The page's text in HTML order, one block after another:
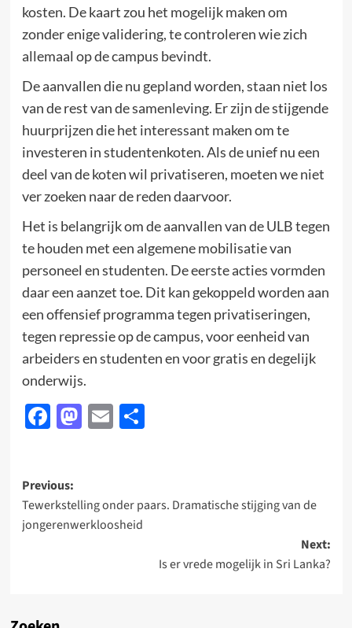
kosten. De kaart zou het mogelijk maken om
zonder enige validering, te controleren wie zich
allemaal op de campus bevindt.
De aanvallen die nu gepland worden, staan niet los
van de rest van de samenleving. Er zijn de stijgende
huurprijzen die het interessant maken om te
investeren in studentenkoten. Als de unief nu een
deel van de koten wil privatiseren, moeten we niet
ver zoeken naar de reden daarvoor.
Het is belangrijk om de aanvallen van de ULB tegen
te houden met een algemene mobilisatie van
personeel en studenten. De eerste acties vormden
daar een aanzet toe. Dit kan gekoppeld worden aan
een offensief programma tegen privatiseringen,
tegen repressie op de campus, voor eenheid van
arbeiders en studenten en voor gratis en degelijk
onderwijs.
Facebook
Mastodon
EmailDelen
Post
navigation
Previous:
Tewerkstelling onder paars. Dramatische stijging van de
jongerenwerkloosheid
Next:
Is er vrede mogelijk in Sri Lanka?